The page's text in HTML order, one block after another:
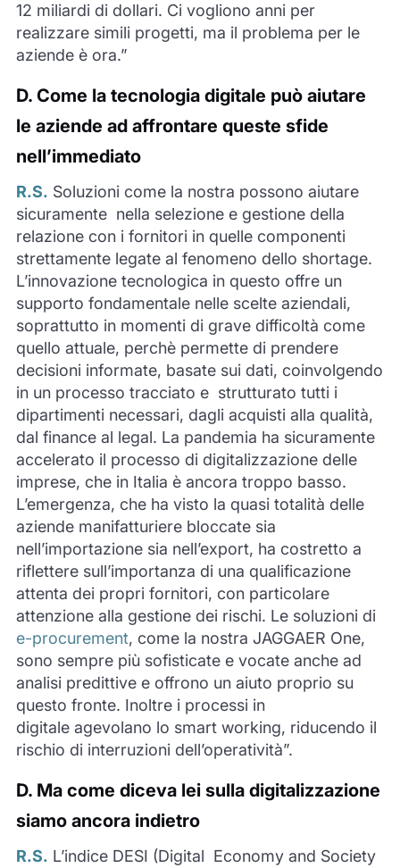
12 miliardi di dollari. Ci vogliono anni per
realizzare simili progetti, ma il problema per le
aziende è ora.”
D. Come la tecnologia digitale può aiutare
le aziende ad affrontare queste sfide
nell’immediato
R.S. Soluzioni come la nostra possono aiutare
sicuramente nella selezione e gestione della
relazione con i fornitori in quelle componenti
strettamente legate al fenomeno dello shortage.
L’innovazione tecnologica in questo offre un
supporto fondamentale nelle scelte aziendali,
soprattutto in momenti di grave difficoltà come
quello attuale, perchèpermette di prendere
decisioni informate, basate sui dati, coinvolgendo
in un processo tracciato e strutturato tutti i
dipartimenti necessari, dagli acquisti alla qualità,
dal financeal legal. La pandemia ha sicuramente
accelerato il processo di digitalizzazione delle
imprese, che in Italia è ancora troppo basso.
L’emergenza, che ha visto la quasi totalità delle
aziende manifatturiere bloccate sia
nell’importazione sia nell’export, ha costretto a
riflettere sull’importanza di una qualificazione
attenta dei propri fornitori, con particolare
attenzione alla gestione dei rischi. Le soluzioni di
e-procurement, come la nostra JAGGAER One,
sono sempre più sofisticate e vocate anche ad
analisi predittive e offrono un aiuto proprio su
questo fronte. Inoltre i processi in
digitale agevolano lo smart working, riducendo il
rischio di interruzioni dell’operatività”.
D. Ma come diceva lei sulla digitalizzazione
siamo ancora indietro
R.S. L’indice DESI (Digital Economy and Society